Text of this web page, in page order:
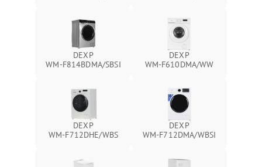
DEXP
WM‑F814BDMA/SBSI
DEXP
WM‑F610DMA/WW
DEXP
WM‑F712DHE/WBS
DEXP
WM‑F712DMA/WBSI